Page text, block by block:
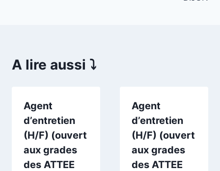
A lire aussi ⤵️
Agent
d’entretien
(H/F) (ouvert
aux grades
des ATTEE
Agent
d’entretien
(H/F) (ouvert
aux grades
des ATTEE